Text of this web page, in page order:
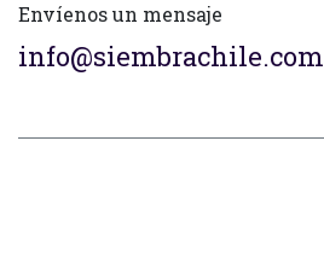
Envíenos un mensaje
info@siembrachile.com